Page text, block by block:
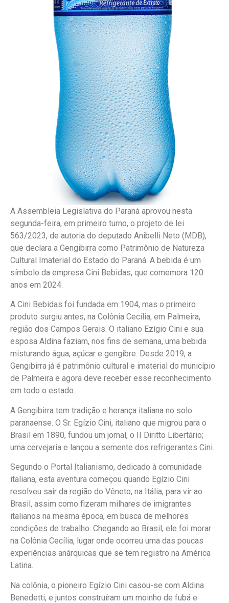
A Assembleia Legislativa do Paraná aprovou nesta
segunda-feira, em primeiro turno, o projeto de lei
563/2023, de autoria do deputado Anibelli Neto (MDB),
que declara a Gengibirra como Patrimônio de Natureza
Cultural Imaterial do Estado do Paraná. A bebida é um
símbolo da empresa Cini Bebidas, que comemora 120
anos em 2024.
A Cini Bebidas foi fundada em 1904, mas o primeiro
produto surgiu antes, na Colônia Cecília, em Palmeira,
região dos Campos Gerais. O italiano Ezígio Cini e sua
esposa Aldina faziam, nos fins de semana, uma bebida
misturando água, açúcar e gengibre. Desde 2019, a
Gengibirra já é patrimônio cultural e imaterial do município
de Palmeira e agora deve receber esse reconhecimento
em todo o estado.
A Gengibirra tem tradição e herança italiana no solo
paranaense. O Sr. Egízio Cini, italiano que migrou para o
Brasil em 1890, fundou um jornal, o II Diritto Libertário;
uma cervejaria e lançou a semente dos refrigerantes Cini.
Segundo o Portal Italianismo, dedicado à comunidade
italiana, esta aventura começou quando Egízio Cini
resolveu sair da região do Vêneto, na Itália, para vir ao
Brasil, assim como fizeram milhares de imigrantes
italianos na mesma época, em busca de melhores
condições de trabalho. Chegando ao Brasil, ele foi morar
na Colônia Cecília, lugar onde ocorreu uma das poucas
experiências anárquicas que se tem registro na América
Latina.
Na colônia, o pioneiro Egízio Cini casou-se com Aldina
Benedetti; e juntos construíram um moinho de fubá e